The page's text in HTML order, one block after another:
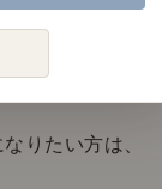
い心地は
りたい方は、